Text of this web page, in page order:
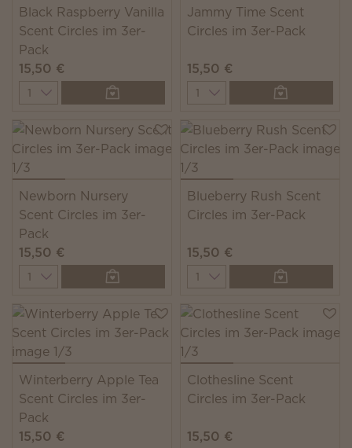
Black Raspberry Vanilla
Scent Circles im 3er-
Pack
15,50 €
Quantity
Jammy Time Scent
Circles im 3er-Pack
15,50 €
Quantity
Newborn Nursery
Scent Circles im 3er-
Pack
15,50 €
Quantity
Blueberry Rush Scent
Circles im 3er-Pack
15,50 €
Quantity
Winterberry Apple Tea
Scent Circles im 3er-
Pack
15,50 €
Clothesline Scent
Circles im 3er-Pack
15,50 €